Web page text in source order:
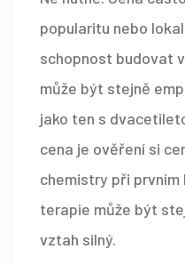
popularitu nebo
schopnost budovat
může být stejně
jako ten s
cena je ověření si
chemistry při
terapie může být
vztah silný.